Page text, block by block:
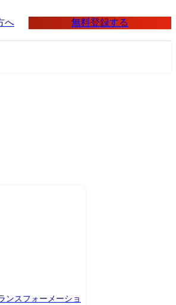
へ 無料登録する
ンスフォーメーショ